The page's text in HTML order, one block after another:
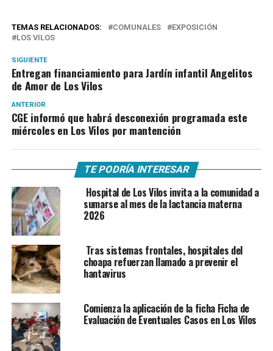
TEMAS RELACIONADOS: COMUNALES
EXPOSICIÓN
LOS VILOS
SIGUIENTE
Entregan financiamiento para Jardín infantil Angelitos
de Amor de Los Vilos
ANTERIOR
CGE informó que habrá desconexión programada este
miércoles en Los Vilos por mantención
TE PODRÍA INTERESAR
Hospital de Los Vilos invita a la comunidad a
sumarse al mes de la lactancia materna
2026
Tras sistemas frontales, hospitales del
choapa refuerzan llamado a prevenir el
hantavirus
Comienza la aplicación de la ficha Ficha de
Evaluación de Eventuales Casos en Los Vilos